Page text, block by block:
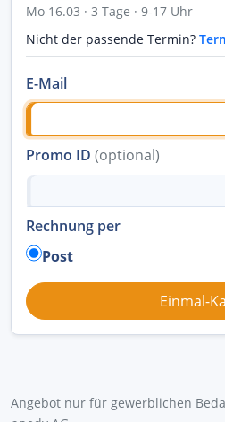
Mo 16.03 · 3 Tage · 9-17 Uhr
Nicht der passende Termin?
E-Mail
Promo ID (optional)
Rechnung per
Post
Angebot nur für gewerblichen